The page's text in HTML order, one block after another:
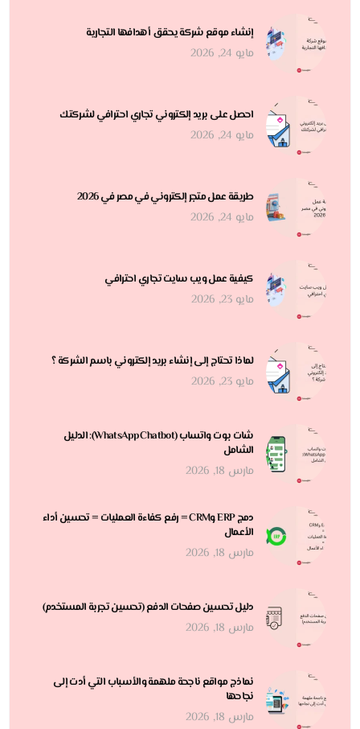
إنشاء موقع شركة يحقق أهدافها التجارية
مايو 24, 2026
احصل على بريد إلكتروني تجاري احترافي لشركتك
مايو 24, 2026
طريقة عمل متجر إلكتروني في مصر في 2026
مايو 24, 2026
كيفية عمل ويب سايت تجاري احترافي
مايو 23, 2026
لماذا تحتاج إلى إنشاء بريد إلكتروني باسم الشركة ؟
مايو 23, 2026
شات بوت واتساب (WhatsApp Chatbot): الدليل
الشامل
مارس 18, 2026
دمج ERP وCRM = رفع كفاءة العمليات = تحسين أداء
الأعمال
مارس 18, 2026
دليل تحسين صفحات الدفع (تحسين تجربة المستخدم)
مارس 18, 2026
نماذج مواقع ناجحة ملهمة والأسباب التي أدت إلى
نجاحها
مارس 18, 2026